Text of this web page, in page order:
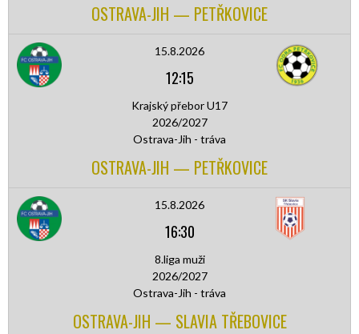
OSTRAVA-JIH — PETŘKOVICE
15.8.2026
12:15
Krajský přebor U17
2026/2027
Ostrava-Jih - tráva
OSTRAVA-JIH — PETŘKOVICE
15.8.2026
16:30
8.liga muži
2026/2027
Ostrava-Jih - tráva
OSTRAVA-JIH — SLAVIA TŘEBOVICE